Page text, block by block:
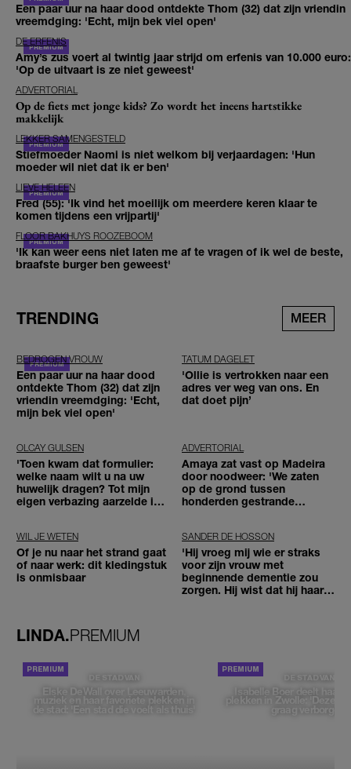
Een paar uur na haar dood ontdekte Thom (32) dat zijn vriendin
vreemdging: 'Echt, mijn bek viel open'
DE ERFENIS
Amy’s zus voert al twintig jaar strijd om erfenis van 10.000 euro:
'Op de uitvaart is ze niet geweest'
ADVERTORIAL
Op de fiets met jonge kids? Zo wordt het ineens hartstikke
makkelijk
LEKKER SAMENGESTELD
Stiefmoeder Naomi is niet welkom bij verjaardagen: 'Hun
moeder wil niet dat ik er ben'
LIEVE HELEEN
Fred (55): 'Ik vind het moeilijk om meerdere keren klaar te
komen tijdens een vrijpartij'
FLOOR BAKHUYS ROOZEBOOM
'Ik kan weer eens niet laten me af te vragen of ik wel de beste,
braafste burger ben geweest'
TRENDING MEER
BEDROGEN VROUW
Een paar uur na haar dood
ontdekte Thom (32) dat zijn
vriendin vreemdging: 'Echt,
mijn bek viel open'
TATUM DAGELET
'Ollie is vertrokken naar een
adres ver weg van ons. En
dat doet pijn’
OLCAY GULSEN
'Toen kwam dat formulier:
welke naam wilt u na uw
huwelijk dragen? Tot mijn
eigen verbazing aarzelde ik
ADVERTORIAL
Amaya zat vast op Madeira
door noodweer: 'We zaten
op de grond tussen
honderden gestrande
WIL JE WETEN
Of je nu naar het strand gaat
of naar werk: dit kledingstuk
is onmisbaar
SANDER DE HOSSON
'Hij vroeg mij wie er straks
voor zijn vrouw met
beginnende dementie zou
zorgen. Hij wist dat hij haar
LINDA.PREMIUM
DE STAD VAN
Elske DeWall over Leeuwarden,
muziek en haar favoriete plekken in
de stad: 'Een stad die voelt als thuis'
DE STAD VAN
Isabelle Boer deelt haar
plekken in Zwolle: 'Deze
graag verborgen'